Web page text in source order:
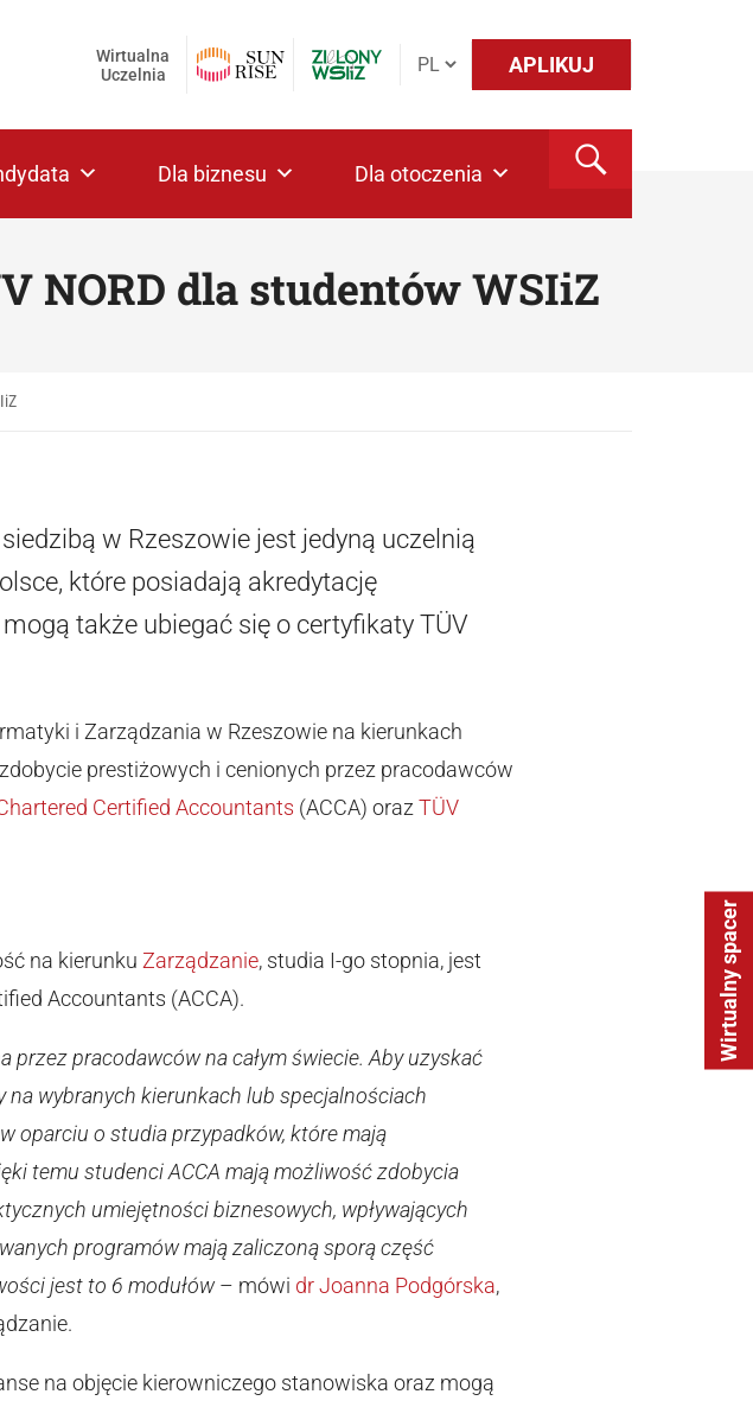
Wirtualny spacer
APLIKUJ
Wirtualna
Uczelnia
Dla biznesu Dla otoczenia
NORD dla studentów WSIiZ
w Rzeszowie jest jedyną uczelnią
które posiadają akredytację
także ubiegać się o certyfikaty TÜV
i Zarządzania w Rzeszowie na kierunkach
prestiżowych i cenionych przez pracodawców
Certified Accountants (ACCA) oraz TÜV
na kierunku Zarządzanie, studia I-go stopnia, jest
Accountants (ACCA).
pracodawców na całym świecie. Aby uzyskać
wybranych kierunkach lub specjalnościach
oparciu o studia przypadków, które mają
temu studenci ACCA mają możliwość zdobycia
umiejętności biznesowych, wpływających
programów mają zaliczoną sporą część
jest to 6 modułów– mówi dr Joanna Podgórska,
na objęcie kierowniczego stanowiska oraz mogą